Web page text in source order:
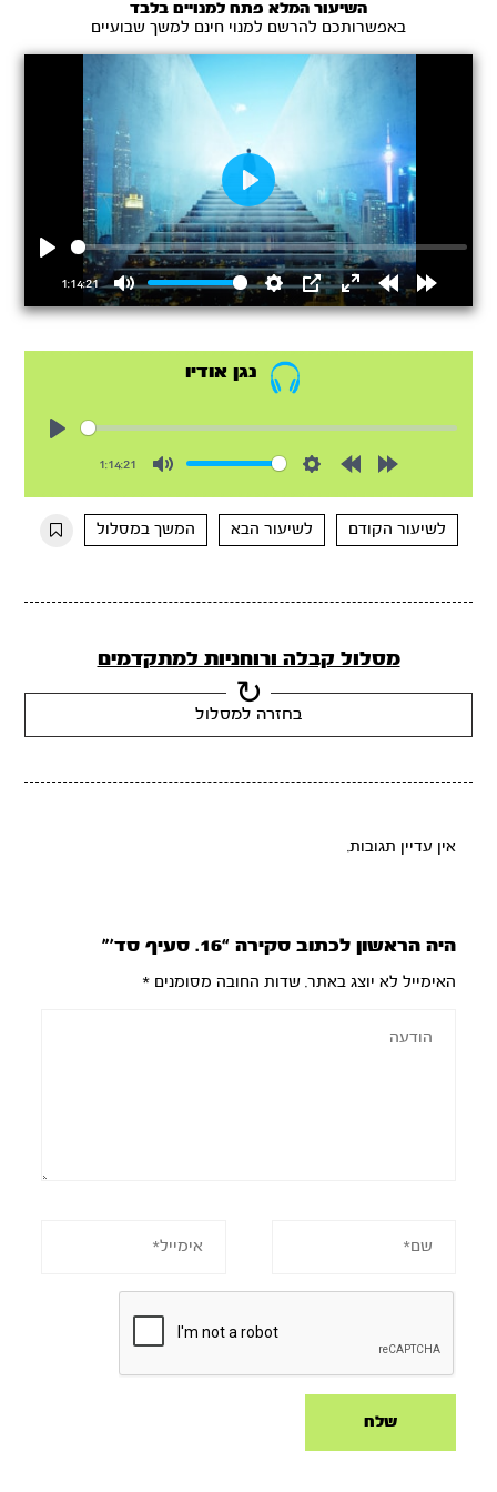
השיעור המלא פתח למנויים בלבד
באפשרותכם להרשם למנוי חינם למשך שבועיים
1:14:21
Mute Settings
PIP
EnterRewindForward
Play
נגן אודיו
1:14:21
10s
10s
לשיעור הקודם
לשיעור הבא המשך במסלול
מסלול קבלה ורוחניות למתקדמים
בחזרה למסלול
אין עדיין תגובות.
היה הראשון לכתוב סקירה “16. סעיף סד’”
האימייל לא יוצג באתר. שדות החובה מסומנים*